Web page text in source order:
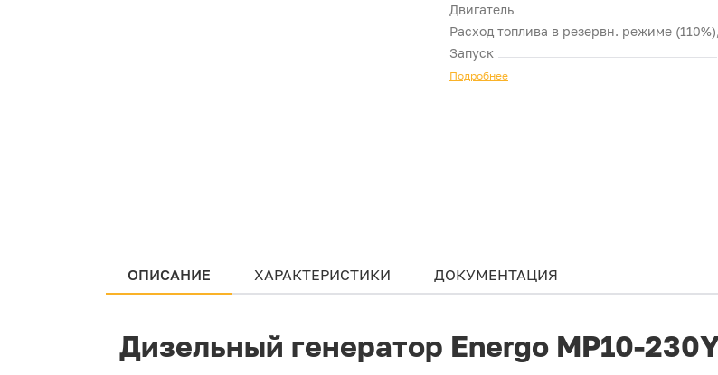
Двигатель
Расход топлива в резервн. режиме
Запуск
Подробнее
ОПИСАНИЕ ХАРАКТЕРИСТИКИ ДОКУМЕНТАЦИЯ
Дизельный генератор Energo MP10-